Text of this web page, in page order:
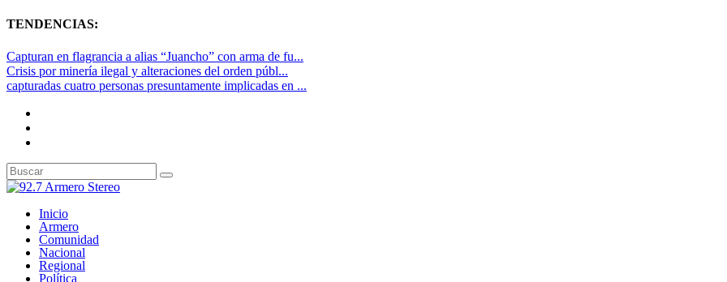
TENDENCIAS:
Capturan en flagrancia a alias “Juancho” con arma de fu...
Crisis por minería ilegal y alteraciones del orden públ...
capturadas cuatro personas presuntamente implicadas en ...
Inicio
Armero
Comunidad
Nacional
Regional
Política